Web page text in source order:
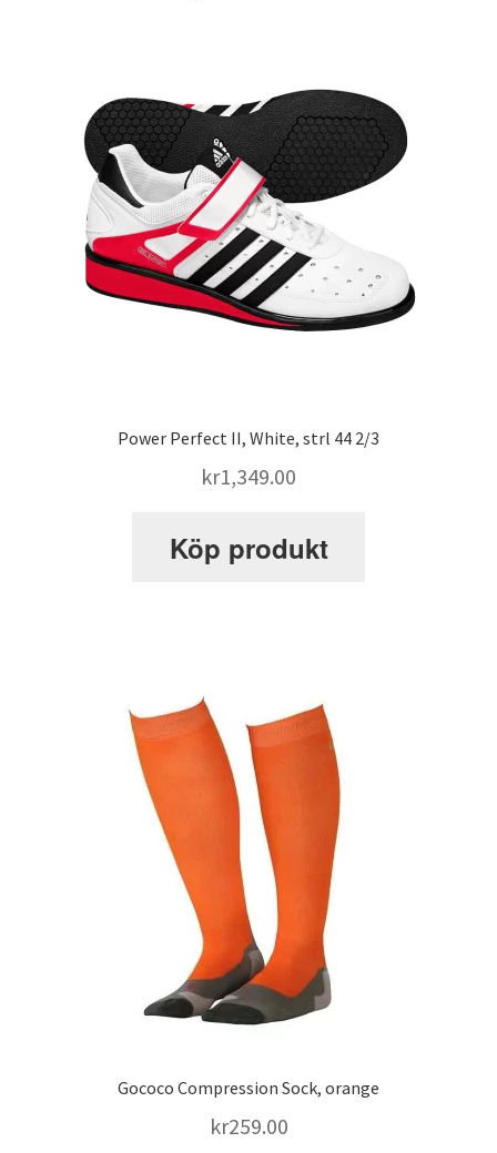
SATS Spårvagnshallarna
SATS Sportpalatset
SATS Stureplan
Smolov Jr – träningsprogram
STK – Sundbybergs Tyngdlyftningsklubb
T8 Testobalance: En Nyckel till Mäns Hälsa
Testosterontillskott
Träningspulver
Power Perfect II, White, strl 44 2/3
kr1,349.00
Köp produkt
Gococo Compression Sock, orange
kr259.00